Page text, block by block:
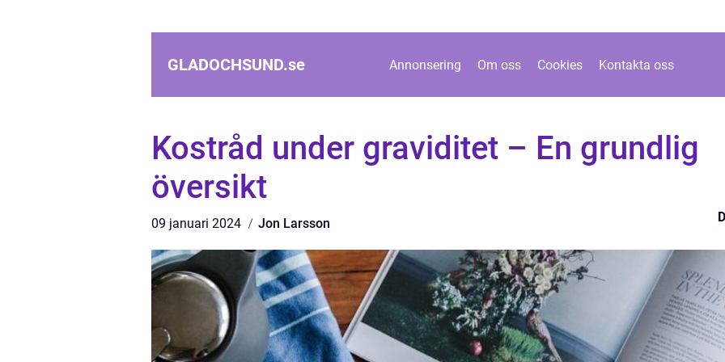
GLADOCHSUND.se Annonsering Om oss Cookies Kontakta oss
Kostråd under graviditet – En grundlig
översikt
09 januari 2024 Jon Larsson